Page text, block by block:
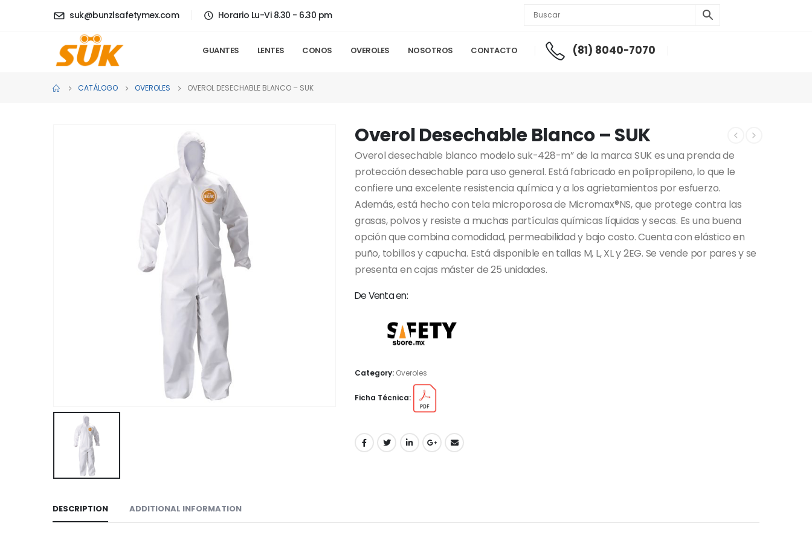
suk@bunzlsafetymex.com Horario Lu-Vi 8.30 - 6.30 pm
GUANTES LENTES CONOS OVEROLES NOSOTROS CONTACTO (81) 8040-7070
CATÁLOGO OVEROLES OVEROL DESECHABLE BLANCO – SUK
Overol Desechable Blanco – SUK
Overol desechable blanco modelo suk-428-m” de la marca SUK es una prenda de
protección desechable para uso general. Está fabricado en polipropileno, lo que le
confiere una excelente resistencia química y a los agrietamientos por esfuerzo.
Además, está hecho con tela microporosa de Micromax®NS, que protege contra las
grasas, polvos y resiste a muchas partículas químicas líquidas y secas. Es una buena
opción que combina comodidad, permeabilidad y bajo costo. Cuenta con elástico en
puño, tobillos y capucha. Está disponible en tallas M, L, XL y 2EG. Se vende por pares y se
presenta en cajas máster de 25 unidades.
De Venta en:
Category: Overoles
Ficha Técnica:
DESCRIPTION ADDITIONAL INFORMATION